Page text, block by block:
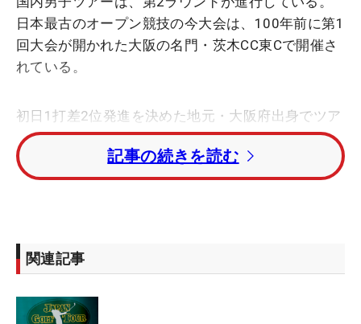
日本最古のオープン競技の今大会は、100年前に第1
回大会が開かれた大阪の名門・茨木CC東Cで開催さ
れている。
初日1打差2位発進を決めた地元・大阪府出身でツア
ー通算1勝の鍋谷太一は、インの10番パー3（150
ｙ）からスタート。8番アイアンで打った1打目はグ
リーン手前に外すとアプローチを寄せきれずにボギ
前戦の「中日クラウンズ」を制し、2戦連続優勝が
かかる堀川未来夢はアウトの1番パー4（367ｙ）か
記事の続きを読む
関連記事